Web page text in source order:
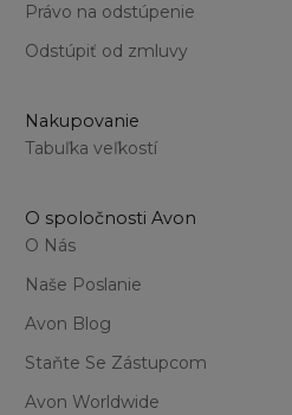
Právo na odstúpenie
Odstúpiť od zmluvy
Nakupovanie
Tabuľka veľkostí
O spoločnosti Avon
O Nás
Naše Poslanie
Avon Blog
Staňte Se Zástupcom
Avon Worldwide